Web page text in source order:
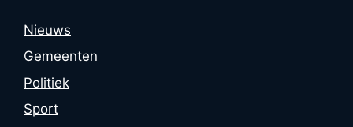
Nieuws
Gemeenten
Politiek
Sport